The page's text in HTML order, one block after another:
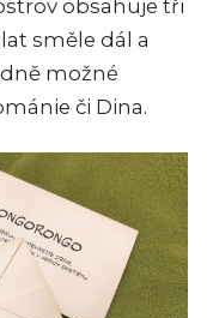
obsahuje tři
směle dál a
možné
či Dina.